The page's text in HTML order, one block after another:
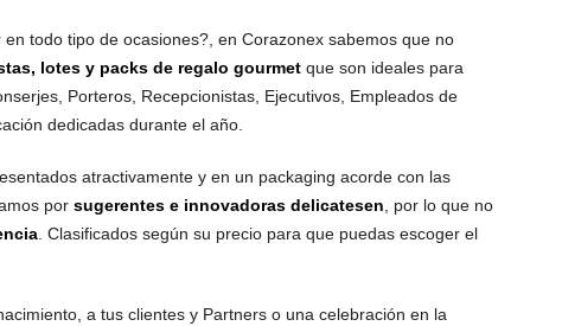
todo tipo de ocasiones?, en Corazonex sabemos que no
lotes y packs de regalo gourmetque son ideales para
Porteros, Recepcionistas, Ejecutivos, Empleados de
dedicadas durante el año.
atractivamente y en un packaging acorde con las
por sugerentes e innovadoras delicatesen , por lo que no
. Clasificados según su precio para que puedas escoger el
a tus clientes y Partners o una celebración en la